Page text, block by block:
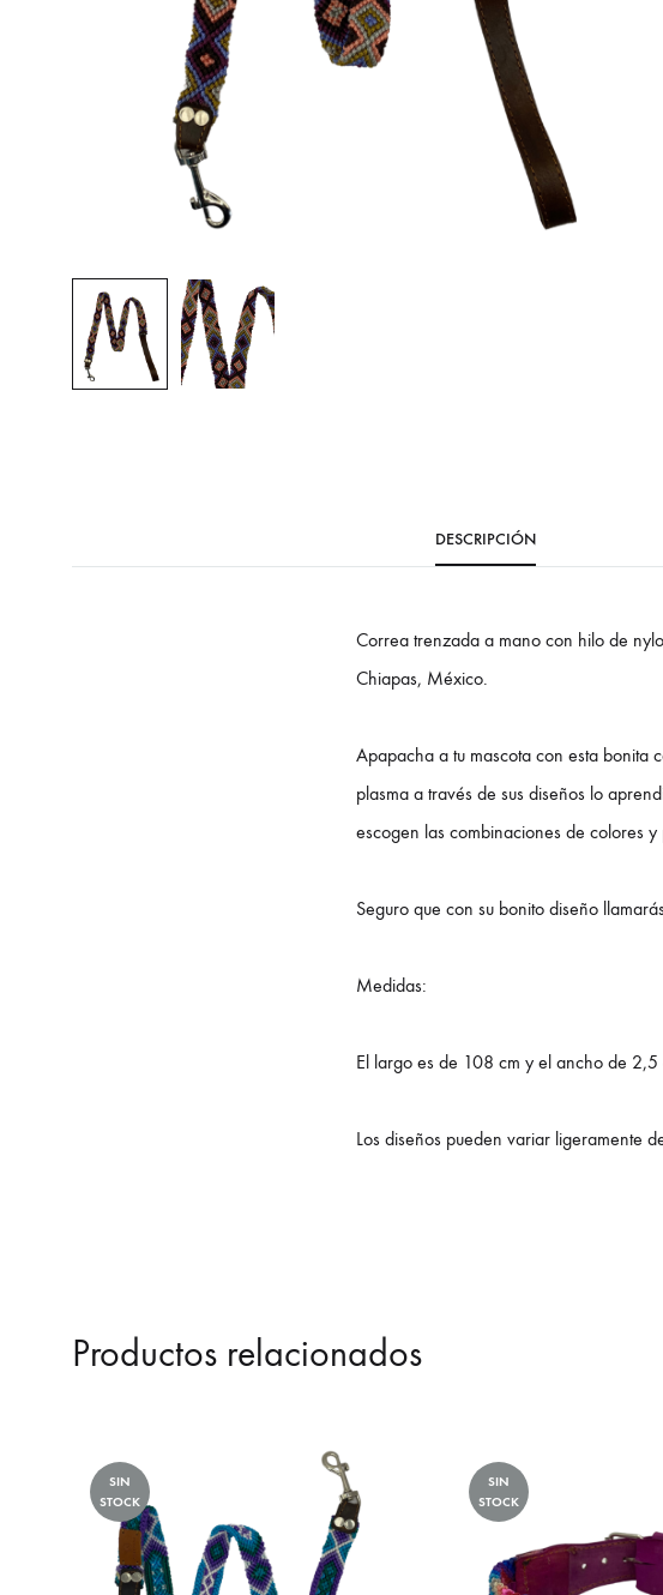
DESCRIPCIÓN
Correa trenzada a mano con hilo de
Chiapas, México.
Apapacha a tu mascota con esta bonita
plasma a través de sus diseños lo
escogen las combinaciones de colores
Seguro que con su bonito diseño
Medidas:
El largo es de 108 cm y el ancho de 2,5
Los diseños pueden variar ligeramente
Productos relacionados
SIN
STOCK
SIN
STOCK